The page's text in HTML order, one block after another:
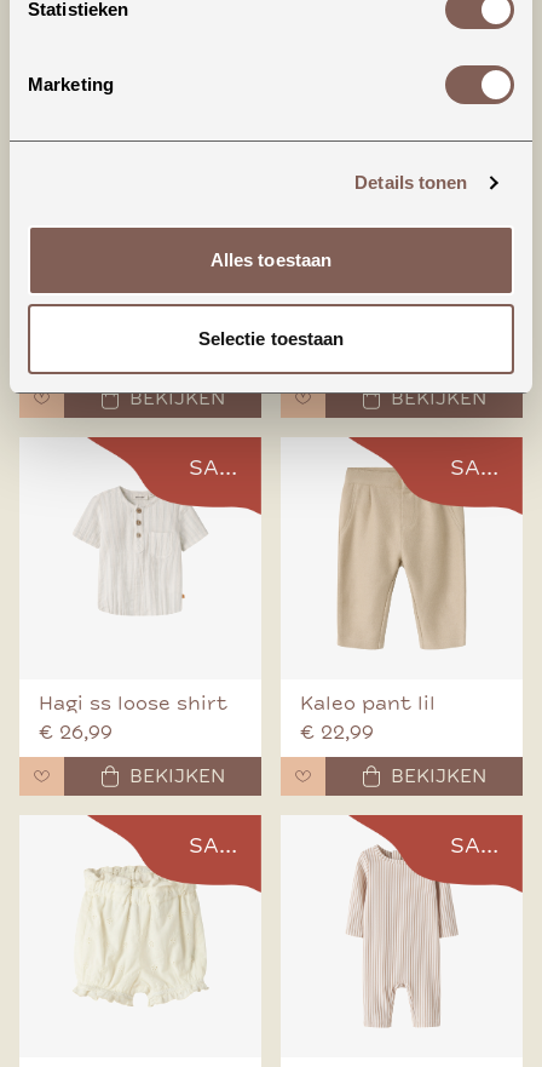
Statistieken
Marketing
Details tonen
Alles toestaan
Selectie toestaan
Nomas sweat
BEKIJKEN
SALE
Helo loose short
BEKIJKEN
SALE
Hagi ss loose shirt
€ 26,99
BEKIJKEN
SALE
Kaleo pant lil
€ 22,99
BEKIJKEN
SALE SALE